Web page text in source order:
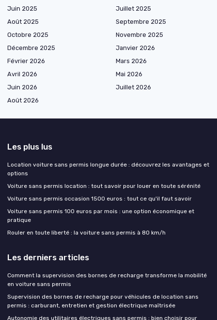
Juin 2025
Juillet 2025
Août 2025
Septembre 2025
Octobre 2025
Novembre 2025
Décembre 2025
Janvier 2026
Février 2026
Mars 2026
Avril 2026
Mai 2026
Juin 2026
Juillet 2026
Août 2026
Les plus lus
Location voiture sans permis longue durée : découvrez les avantages et
options
Voiture sans permis location : tout savoir pour louer en toute sérénité
Voiture sans permis occasion 1500 euros : tout ce qu'il faut savoir
Voiture sans permis 100 euros par mois : une option économique et
pratique
Rouler en toute liberté : la voiture sans permis à 80 km/h
Les derniers articles
Comment la supervision des bornes de recharge transforme la mobilité
en voiture sans permis
Supervision des bornes de recharge pour véhicules de location sans
permis : carburant, entretien et gestion électrique maîtrisée
Autonomie des utilitaires électriques sans permis : bien choisir pour